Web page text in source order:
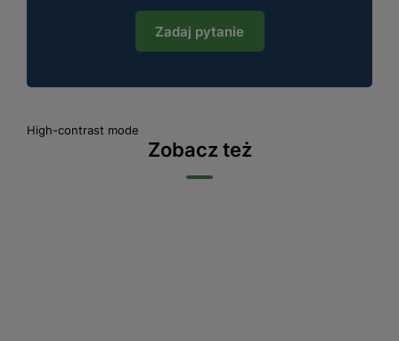
Zadaj pytanie
High-contrast mode
Zobacz też